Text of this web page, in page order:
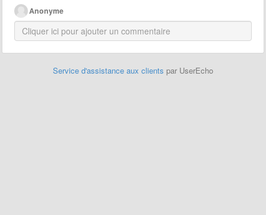
Anonyme
Service d'assistance aux clients par UserEcho